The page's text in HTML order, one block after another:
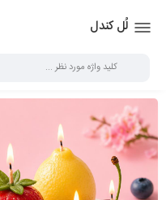
لُل کندل